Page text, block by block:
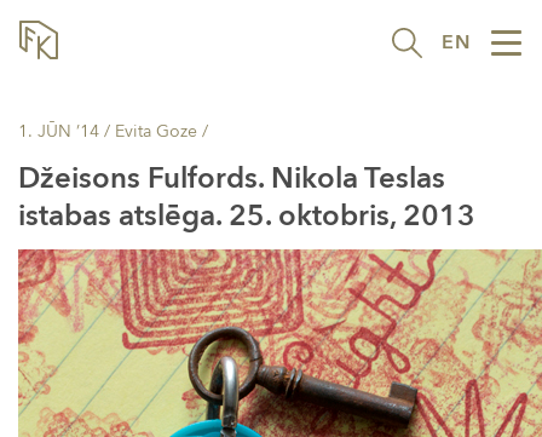
EN
1. JŪN ’14 / Evita Goze /
Džeisons Fulfords. Nikola Teslas
istabas atslēga. 25. oktobris, 2013